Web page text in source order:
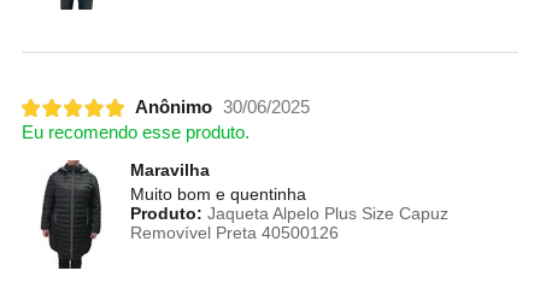
Anônimo 30/06/2025
Eu recomendo esse produto.
Maravilha
Muito bom e quentinha
Produto: Jaqueta Alpelo Plus Size Capuz
Removível Preta 40500126